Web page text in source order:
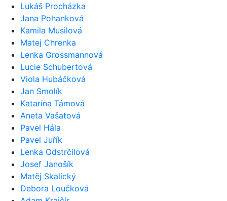
Lukáš Procházka
Jana Pohanková
Kamila Musilová
Matej Chrenka
Lenka Grossmannová
Lucie Schubertová
Viola Hubáčková
Jan Smolík
Katarína Támová
Aneta Vašatová
Pavel Hála
Pavel Juřík
Lenka Odstrčilová
Josef Janošík
Matěj Skalický
Debora Loučková